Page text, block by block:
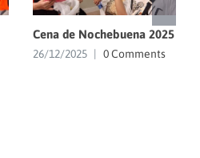
Cena de Nochebuena 2025
26/12/2025 0 Comments